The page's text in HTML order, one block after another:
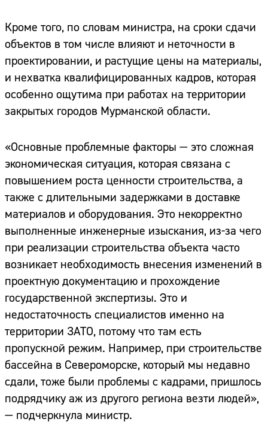
Кроме того, по словам министра, на сроки сдачи
объектов в том числе влияют и неточности в
проектировании, и растущие цены на материалы,
и нехватка квалифицированных кадров, которая
особенно ощутима при работах на территории
закрытых городов Мурманской области.
«Основные проблемные факторы — это сложная
экономическая ситуация, которая связана с
повышением роста ценности строительства, а
также с длительными задержками в доставке
материалов и оборудования. Это некорректно
выполненные инженерные изыскания, из-за чего
при реализации строительства объекта часто
возникает необходимость внесения изменений в
проектную документацию и прохождение
государственной экспертизы. Это и
недостаточность специалистов именно на
территории ЗАТО, потому что там есть
пропускной режим. Например, при строительстве
бассейна в Североморске, который мы недавно
сдали, тоже были проблемы с кадрами, пришлось
подрядчику аж из другого региона везти людей»,
— подчеркнула министр.